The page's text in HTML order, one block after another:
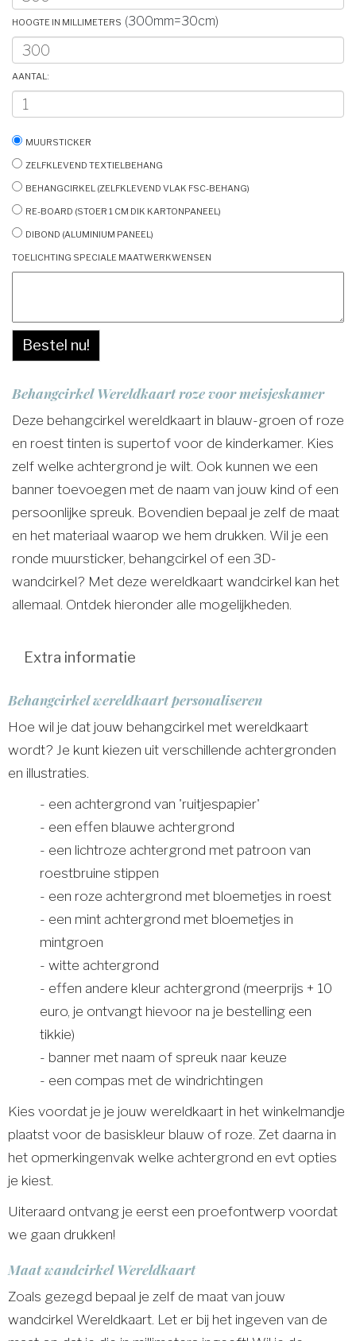
Hoogte in millimeters (300mm=30cm)
Aantal:
Muursticker
Zelfklevend textielbehang
Behangcirkel (zelfklevend vlak FSC-behang)
Re-board (stoer 1 cm dik kartonpaneel)
Dibond (aluminium paneel)
Toelichting speciale maatwerkwensen
Bestel nu!
Behangcirkel Wereldkaart roze voor meisjeskamer
Deze behangcirkel wereldkaart in blauw-groen of roze
en roest tinten is supertof voor de kinderkamer. Kies
zelf welke achtergrond je wilt. Ook kunnen we een
banner toevoegen met de naam van jouw kind of een
persoonlijke spreuk. Bovendien bepaal je zelf de maat
en het materiaal waarop we hem drukken. Wil je een
ronde muursticker, behangcirkel of een 3D-
wandcirkel? Met deze wereldkaart wandcirkel kan het
allemaal. Ontdek hieronder alle mogelijkheden.
Extra informatie
Behangcirkel wereldkaart personaliseren
Hoe wil je dat jouw behangcirkel met wereldkaart
wordt? Je kunt kiezen uit verschillende achtergronden
en illustraties.
- een achtergrond van 'ruitjespapier'
- een effen blauwe achtergrond
- een lichtroze achtergrond met patroon van
roestbruine stippen
- een roze achtergrond met bloemetjes in roest
- een mint achtergrond met bloemetjes in
mintgroen
- witte achtergrond
- effen andere kleur achtergrond (meerprijs + 10
euro, je ontvangt hievoor na je bestelling een
tikkie)
- banner met naam of spreuk naar keuze
- een compas met de windrichtingen
Kies voordat je je jouw wereldkaart in het winkelmandje
plaatst voor de basiskleur blauw of roze. Zet daarna in
het opmerkingenvak welke achtergrond en evt opties
je kiest.
Uiteraard ontvang je eerst een proefontwerp voordat
we gaan drukken!
Maat wandcirkel Wereldkaart
Zoals gezegd bepaal je zelf de maat van jouw
wandcirkel Wereldkaart. Let er bij het ingeven van de